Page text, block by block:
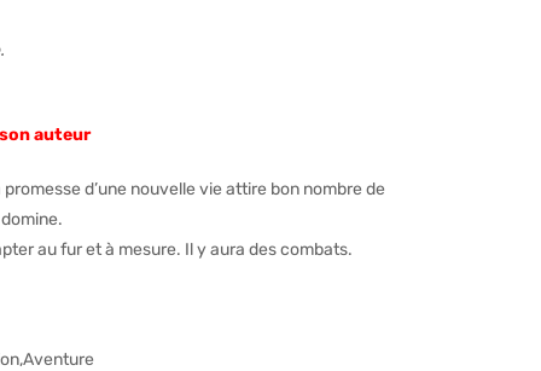
auteur
d’une nouvelle vie attire bon nombre de
au fur et à mesure. Il y aura des combats.